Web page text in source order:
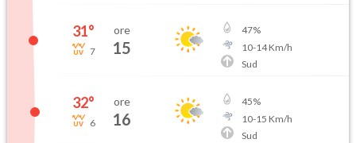
31°
7
ore
15
47%
10-14Km/h
Sud
32°
6
ore
16
45%
10-15 Km/h
Sud